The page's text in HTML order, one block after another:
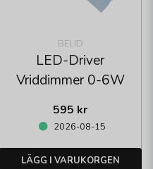
BELID
LED-Driver
Vriddimmer 0-6W
595 kr
2026-08-15
LÄGG I VARUKORGEN